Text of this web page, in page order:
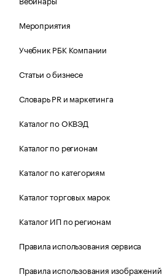
Мероприятия
Учебник РБК Компании
Статьи о бизнесе
Словарь PR и маркетинга
Каталог по ОКВЭД
Каталог по регионам
Каталог по категориям
Каталог торговых марок
Каталог ИП по регионам
Правила использования сервиса
Правила использования изображений